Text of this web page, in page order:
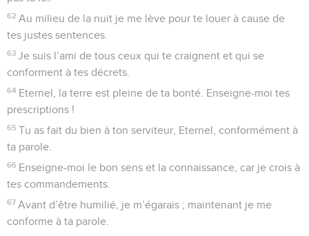
62 Au milieu de la nuit je me lève pour te louer à cause de
tes justes sentences.
63 Je suis l’ami de tous ceux qui te craignent et qui se
conforment à tes décrets.
64 Eternel, la terre est pleine de ta bonté. Enseigne-moi tes
prescriptions !
65 Tu as fait du bien à ton serviteur, Eternel, conformément à
ta parole.
66 Enseigne-moi le bon sens et la connaissance, car je crois à
tes commandements.
67 Avant d’être humilié, je m’égarais ; maintenant je me
conforme à ta parole.